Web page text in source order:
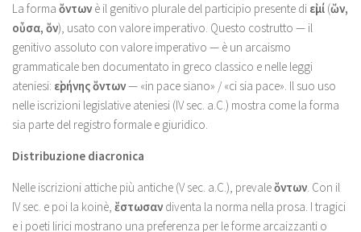
La forma ὄντων è il genitivo plurale del participio presente di εἰμί (ὤν,
οὖσα, ὄν), usato con valore imperativo. Questo costrutto — il
genitivo assoluto con valore imperativo — è un arcaismo
grammaticale ben documentato in greco classico e nelle leggi
ateniesi: εἰρήνης ὄντων— «in pace siano» / «ci sia pace». Il suo uso
nelle iscrizioni legislative ateniesi (IV sec. a.C.) mostra come la forma
sia parte del registro formale e giuridico.
Distribuzione diacronica
Nelle iscrizioni attiche più antiche (V sec. a.C.), prevaleὄντων. Con il
IV sec. e poi la koinè, ἔστωσαν diventa la norma nella prosa. I tragici
e i poeti lirici mostrano una preferenza per le forme arcaizzanti o